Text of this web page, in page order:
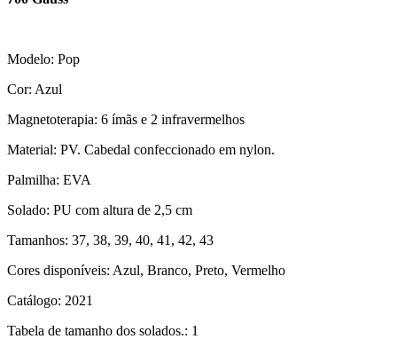
Modelo: Pop
Cor: Azul
Magnetoterapia: 6 ímãs e 2 infravermelhos
Material: PV. Cabedal confeccionado em nylon.
Palmilha: EVA
Solado: PU com altura de 2,5 cm
Tamanhos: 37, 38, 39, 40, 41, 42, 43
Cores disponíveis: Azul, Branco, Preto, Vermelho
Catálogo: 2021
Tabela de tamanho dos solados.: 1